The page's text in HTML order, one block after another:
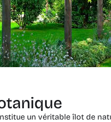
un véritable îlot de